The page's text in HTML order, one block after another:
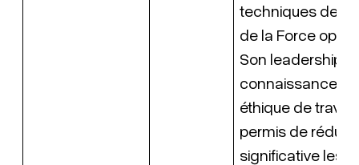
techniques de
de la Force
Son leadership,
connaissances
éthique de
permis de
significative les